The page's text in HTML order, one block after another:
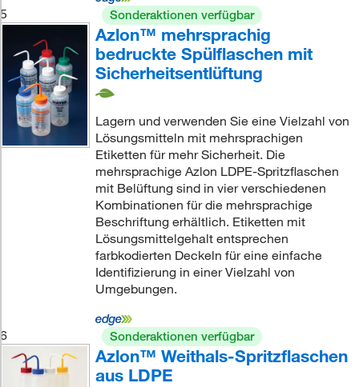
5 Sonderaktionen verfügbar
Azlon™ mehrsprachig
bedruckte Spülflaschen mit
Sicherheitsentlüftung
Lagern und verwenden Sie eine Vielzahl von
Lösungsmitteln mit mehrsprachigen
Etiketten für mehr Sicherheit. Die
mehrsprachige Azlon LDPE-Spritzflaschen
mit Belüftung sind in vier verschiedenen
Kombinationen für die mehrsprachige
Beschriftung erhältlich. Etiketten mit
Lösungsmittelgehalt entsprechen
farbkodierten Deckeln für eine einfache
Identifizierung in einer Vielzahl von
Umgebungen.
6 Sonderaktionen verfügbar
Azlon™ Weithals-Spritzflaschen
aus LDPE